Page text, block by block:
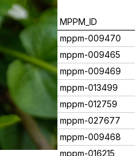
MPPM_ID
mppm-009470
mppm-009465
mppm-009469
mppm-013499
mppm-012759
mppm-027677
mppm-009468
mppm-016215